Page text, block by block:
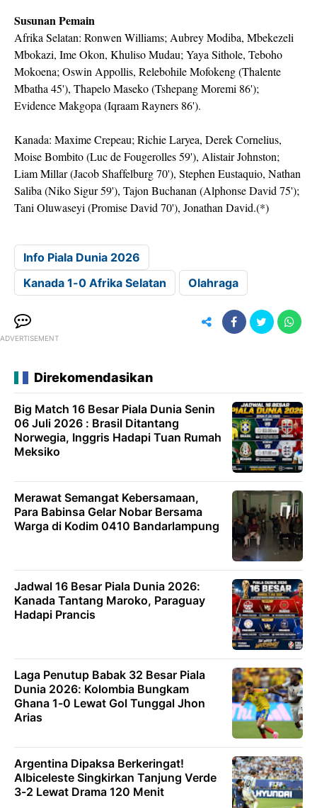
Susunan Pemain
Afrika Selatan: Ronwen Williams; Aubrey Modiba, Mbekezeli
Mbokazi, Ime Okon, Khuliso Mudau; Yaya Sithole, Teboho
Mokoena; Oswin Appollis, Relebohile Mofokeng (Thalente
Mbatha 45'), Thapelo Maseko (Tshepang Moremi 86');
Evidence Makgopa (Iqraam Rayners 86').
Kanada: Maxime Crepeau; Richie Laryea, Derek Cornelius,
Moise Bombito (Luc de Fougerolles 59'), Alistair Johnston;
Liam Millar (Jacob Shaffelburg 70'), Stephen Eustaquio, Nathan
Saliba (Niko Sigur 59'), Tajon Buchanan (Alphonse David 75');
Tani Oluwaseyi (Promise David 70'), Jonathan David.(*)
Info Piala Dunia 2026
Kanada 1-0 Afrika Selatan
Olahraga
ADVERTISEMENT
Direkomendasikan
Big Match 16 Besar Piala Dunia Senin
06 Juli 2026 : Brasil Ditantang
Norwegia, Inggris Hadapi Tuan Rumah
Meksiko
Merawat Semangat Kebersamaan,
Para Babinsa Gelar Nobar Bersama
Warga di Kodim 0410 Bandarlampung
Jadwal 16 Besar Piala Dunia 2026:
Kanada Tantang Maroko, Paraguay
Hadapi Prancis
Laga Penutup Babak 32 Besar Piala
Dunia 2026: Kolombia Bungkam
Ghana 1-0 Lewat Gol Tunggal Jhon
Arias
Argentina Dipaksa Berkeringat!
Albiceleste Singkirkan Tanjung Verde
3-2 Lewat Drama 120 Menit